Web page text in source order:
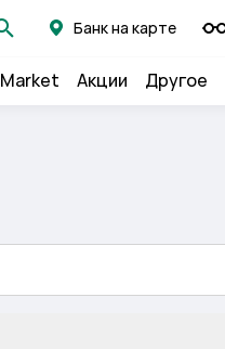
Банк на карте
Market Акции Другое